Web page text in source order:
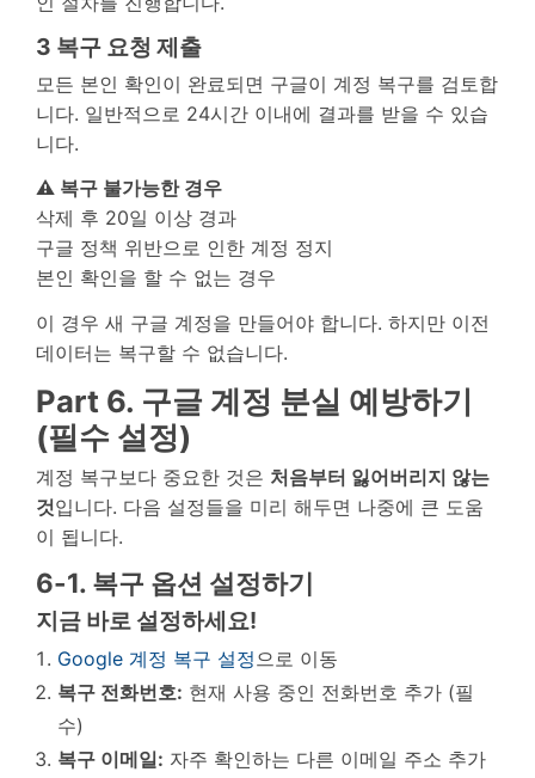
3 복구 요청 제출
모든 본인 확인이 완료되면 구글이 계정 복구를 검토합
니다. 일반적으로 24시간 이내에 결과를 받을 수 있습
니다.
⚠️ 복구 불가능한 경우
삭제 후 20일 이상 경과
구글 정책 위반으로 인한 계정 정지
본인 확인을 할 수 없는 경우
이 경우 새 구글 계정을 만들어야 합니다. 하지만 이전
데이터는 복구할 수 없습니다.
Part 6. 구글 계정 분실 예방하기
(필수 설정)
계정 복구보다 중요한 것은 처음부터 잃어버리지 않는
것입니다. 다음 설정들을 미리 해두면 나중에 큰 도움
이 됩니다.
6-1. 복구 옵션 설정하기
지금 바로 설정하세요!
Google 계정 복구 설정 으로 이동
복구 전화번호: 현재 사용 중인 전화번호 추가 (필
수)
복구 이메일: 자주 확인하는 다른 이메일 주소 추가